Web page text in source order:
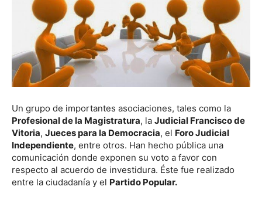
Un grupo de importantes asociaciones, tales como la
Profesional de la Magistratura, la Judicial Francisco de
Vitoria, Jueces para la Democracia, el Foro Judicial
Independiente, entre otros. Han hecho pública una
comunicación donde exponen su voto a favor con
respecto al acuerdo de investidura. Éste fue realizado
entre la ciudadanía y el Partido Popular.